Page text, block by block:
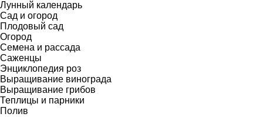
Лунный календарь
Сад и огород
Плодовый сад
Огород
Семена и рассада
Саженцы
Энциклопедия роз
Выращивание винограда
Выращивание грибов
Теплицы и парники
Полив